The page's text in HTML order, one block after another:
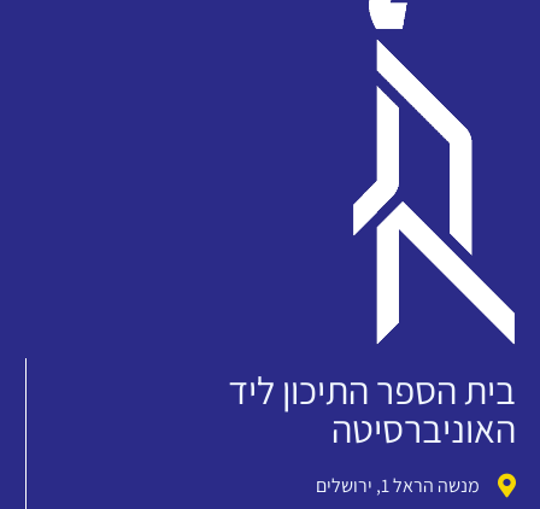
בית הספר התיכון ליד
האוניברסיטה
מנשה הראל 1, ירושלים